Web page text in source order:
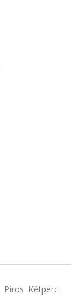
Piros Kétperc